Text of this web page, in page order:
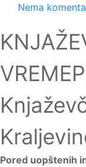
Nema
Pored uopštenih